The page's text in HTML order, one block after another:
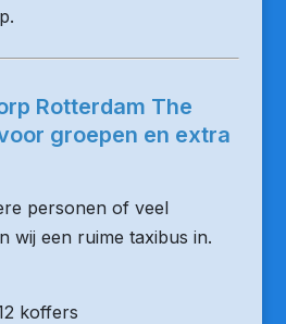
Rotterdam The
groepen en extra
personen of veel
wij een ruime taxibus in.
koffers